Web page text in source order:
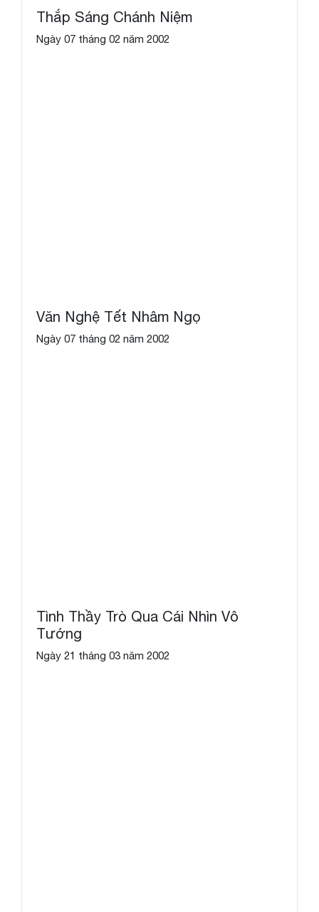
Thắp Sáng Chánh Niệm
Ngày 07 tháng 02 năm 2002
Văn Nghệ Tết Nhâm Ngọ
Ngày 07 tháng 02 năm 2002
Tình Thầy Trò Qua Cái Nhìn Vô
Tướng
Ngày 21 tháng 03 năm 2002